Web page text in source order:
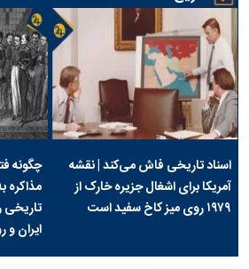
اسناد تاریخی فاش می‌کند | نقشه
آمریکا برای اشغال جزیره خارک از
۱۹۷۹ روی میز کاخ سفید است
چگونه
مذاکره
تاریخی
ایران